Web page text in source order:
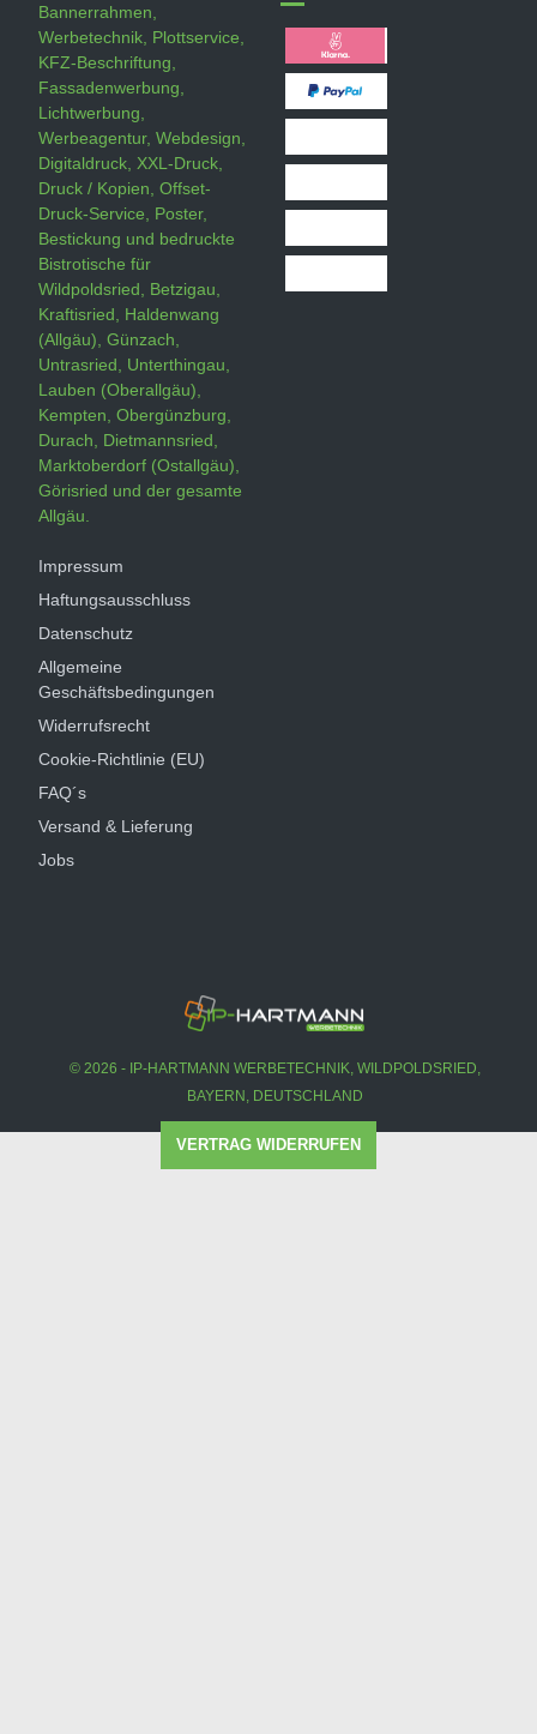
Bannerrahmen,
Werbetechnik, Plottservice,
KFZ-Beschriftung,
Fassadenwerbung,
Lichtwerbung,
Werbeagentur, Webdesign,
Digitaldruck, XXL-Druck,
Druck / Kopien, Offset-
Druck-Service, Poster,
Bestickung und bedruckte
Bistrotische für
Wildpoldsried, Betzigau,
Kraftisried, Haldenwang
(Allgäu), Günzach,
Untrasried, Unterthingau,
Lauben (Oberallgäu),
Kempten, Obergünzburg,
Durach, Dietmannsried,
Marktoberdorf (Ostallgäu),
Görisried und der gesamte
Allgäu.
Impressum
Haftungsausschluss
Datenschutz
Allgemeine
Geschäftsbedingungen
Widerrufsrecht
Cookie-Richtlinie (EU)
FAQ´s
Versand & Lieferung
Jobs
© 2026 - IP-HARTMANN WERBETECHNIK, WILDPOLDSRIED,
BAYERN, DEUTSCHLAND
VERTRAG WIDERRUFEN